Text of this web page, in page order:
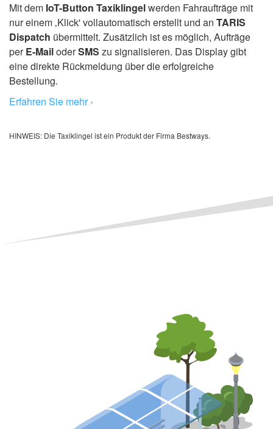
Mit dem IoT-Button Taxiklingelwerden Fahraufträge mit
nur einem ‚Klick' vollautomatisch erstellt und an TARIS
Dispatch übermittelt. Zusätzlich ist es möglich, Aufträge
perE-MailoderSMS zu signalisieren. Das Display gibt
eine direkte Rückmeldung über die erfolgreiche
Bestellung.
Erfahren Sie mehr ›
HINWEIS: Die Taxiklingel ist ein Produkt der Firma Bestways.